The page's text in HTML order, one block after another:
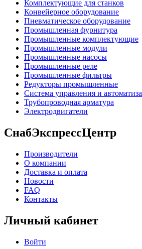
Комплектующие для станков
Конвейерное оборудование
Пневматическое оборудование
Промышленная фурнитура
Промышленные комплектующие
Промышленные модули
Промышленные насосы
Промышленные реле
Промышленные фильтры
Редукторы промышленные
Система управления и
Трубопроводная арматура
Электродвигатели
СнабЭкспрессЦентр
Производители
О компании
Доставка и оплата
Новости
FAQ
Контакты
Личный кабинет
Войти